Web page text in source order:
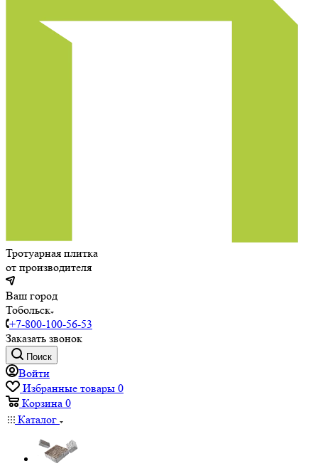
Тротуарная плитка
от производителя
Ваш город
Тобольск
+7-800-100-56-53
Заказать звонок
Поиск
Войти
Избранные товары 0
Корзина 0
Каталог